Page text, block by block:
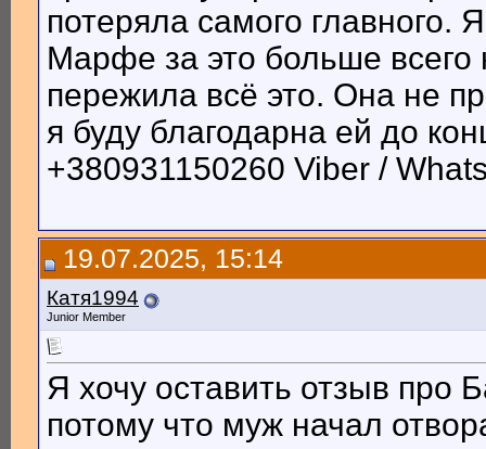
потеряла самого главного.
Марфе за это больше
пережила всё это. Она не
я буду благодарна ей до
+380931150260 Viber /
19.07.2025, 15:14
Катя1994
Junior Member
Я хочу оставить отзыв
потому что муж начал